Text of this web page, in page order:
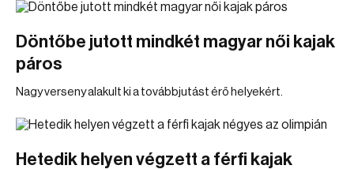
Döntőbe jutott mindkét magyar női kajak
páros
Nagy verseny alakult ki a továbbjutást érő helyekért.
Hetedik helyen végzett a férfi kajak